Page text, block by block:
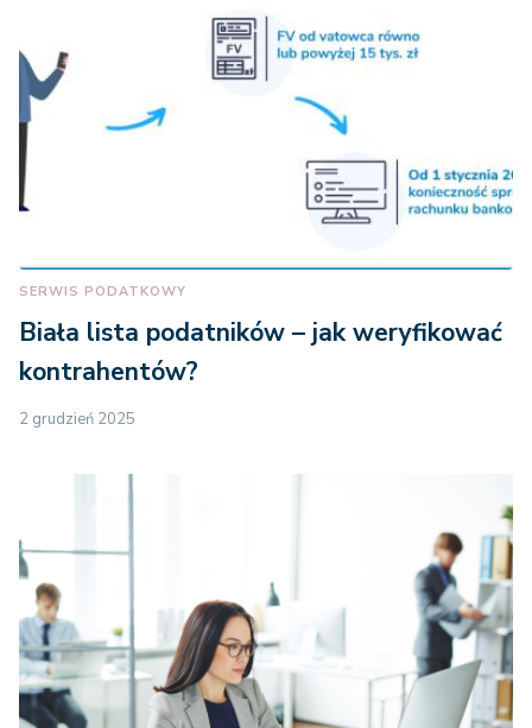
SERWIS PODATKOWY
Biała lista podatników – jak weryfikować
kontrahentów?
2 grudzień 2025